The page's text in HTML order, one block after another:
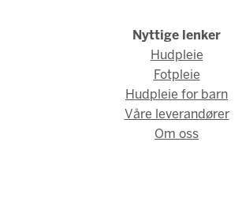
Nyttige lenker
Hudpleie
Fotpleie
Hudpleie for barn
Våre leverandører
Om oss